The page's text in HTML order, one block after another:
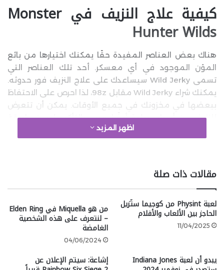
كيفية علاج النزيف في Monster
Hunter Wilds
هناك بعض العناصر المفيدة حقًا يمكنك اختيارها من بائع
المؤن الموجود في أي معسكر. أحد تلك العناصر التي
تسمى Wild Jerky سيساعدك على علاج النزيف فور حدوثه.
يمكنك شراء Wild Jerky مقابل 98z، لذا احرص على الاحتفاظ
ببعضها في مخزونك في جميع الأوقات. يمكن أن تتعرض
للنزيف من أسباب بيئية أيضًا، وهي بالتأكيد ليست طريقة
لاحظ أنك ستقلل من سرعة حركتك عندما تستهلك مادة
مثل Wild Jerky. فقط ضع ذلك في اعتبارك في حال كنت
في منتصف المعركة. يمكنك أيضًا استدعاء سيكريت الخاص
بك قبل استهلاك وايلد جيركي إذا كنت لا تريد أن تتباطأ
اظهر المزيد
مقالات ذات صلة
لعبة Physint من كوجيما ستُزيل
الحاجز بين الألعاب والأفلام
11/04/2025
من هو Miquella في Elden Ring
– لنتعرف على هذه الشخصية
الغامضة
04/06/2024
يبدو أن لعبة Indiana Jones إشاعة: سيتم الإعلان عن